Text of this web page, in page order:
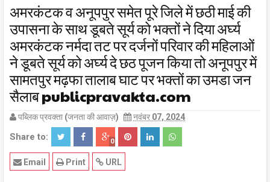
अमरकंटक व अनूपपुर समेत पूरे जिले में छठी माई की
उपासना के साथ डूबते सूर्य को भक्तों ने दिया अर्घ्य
अमरकंटक नर्मदा तट पर दर्जनों परिवार की महिलाओं
ने डूबते सूर्य को अर्घ्य दे छठ पूजन किया तो अनूपपुर में
सामतपुर मढ़फा तालाब घाट पर भक्तों का उमडा जन
सैलाब publicpravakta.com
पब्लिक प्रवक्ता (जनता की आवाज़) नवंबर 07, 2024
Share to: 0
URL
Print
Email